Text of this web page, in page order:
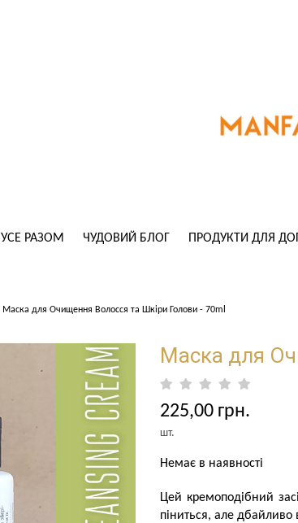
УСЕ РАЗОМ ЧУДОВИЙ БЛОГ ПРОДУКТИ ДЛЯ
Маска для Очищення Волосся та Шкіри Голови - 70ml
Маска для
225,00 грн.
шт.
Немає в наявності
Цей кремоподібний
піниться, але дбайливо